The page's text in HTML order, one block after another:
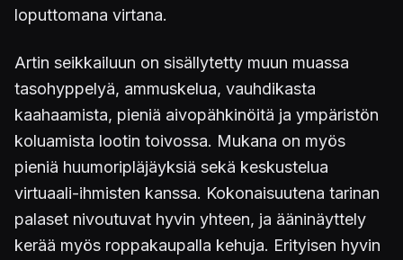
loputtomana virtana.
Artin seikkailuun on sisällytetty muun muassa
tasohyppelyä, ammuskelua, vauhdikasta
kaahaamista, pieniä aivopähkinöitä ja ympäristön
koluamista lootin toivossa. Mukana on myös
pieniä huumoripläjäyksiä sekä keskustelua
virtuaali-ihmisten kanssa. Kokonaisuutena tarinan
palaset nivoutuvat hyvin yhteen, ja ääninäyttely
kerää myös roppakaupalla kehuja. Erityisen hyvin